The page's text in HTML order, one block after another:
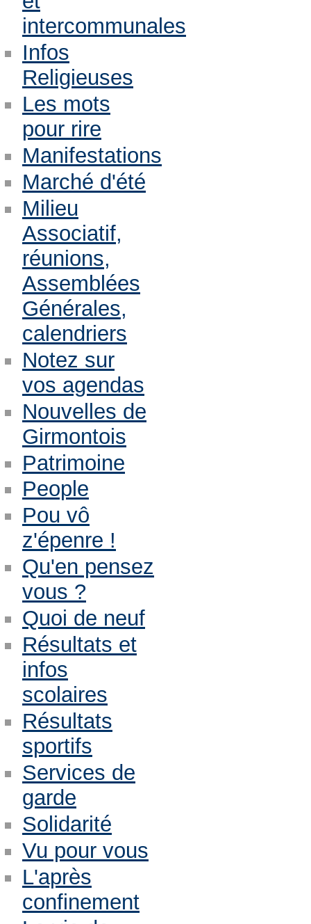
intercommunales
Infos
Religieuses
Les mots
pour rire
Manifestations
Marché d'été
Milieu
Associatif,
réunions,
Assemblées
Générales,
calendriers
Notez sur
vos agendas
Nouvelles de
Girmontois
Patrimoine
People
Pou vô
z'épenre !
Qu'en pensez
vous ?
Quoi de neuf
Résultats et
infos
scolaires
Résultats
sportifs
Services de
garde
Solidarité
Vu pour vous
L'après
confinement